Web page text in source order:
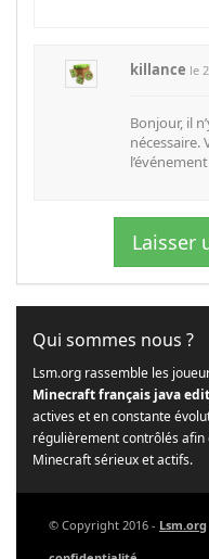
killance le
Bonjour, il
nécessaire.
Laisser
Qui sommes nous ?
Lsm.org rassemble les
Minecraft français java
actives et en constante
régulièrement contrôlés
Minecraft sérieux et actifs.
© Copyright 2016 - Lsm.org